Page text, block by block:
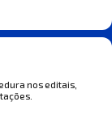
nos editais,